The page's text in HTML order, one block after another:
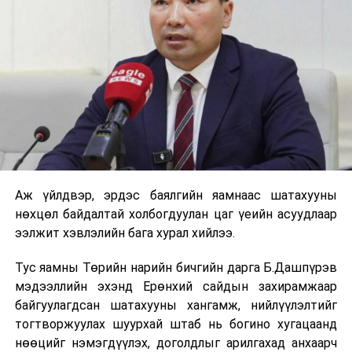
“Өсвөр үеийн эрүүл мэндийн бүртгэл, мэдээллийн
өнөөгийн байдал” сэдэвт цахим хурал боллоо
ӨМНӨХ МЭДЭЭ
УИХ: Чуулганы нэгдсэн хуралдаанаар энэ долоо
хоногт...
Аж үйлдвэр, эрдэс баялгийн яамнаас шатахууны
нөхцөл байдалтай холбогдуулан цаг үеийн асуудлаар
ээлжит хэвлэлийн бага хурал хийлээ.
Тус яамны Төрийн нарийн бичгийн дарга Б.Дашпүрэв
мэдээллийн эхэнд Ерөнхий сайдын захирамжаар
байгуулагдсан шатахууны хангамж, нийлүүлэлтийг
тогтворжуулах шуурхай штаб нь богино хугацаанд
нөөцийг нэмэгдүүлэх, доголдлыг арилгахад анхаарч